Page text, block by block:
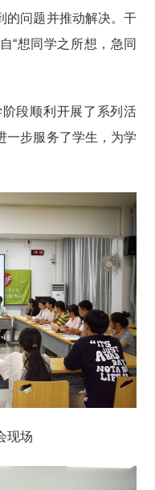
的问题并推动解决。干
“想同学之所想，急同
段顺利开展了系列活
一步服务了学生，为学
现场